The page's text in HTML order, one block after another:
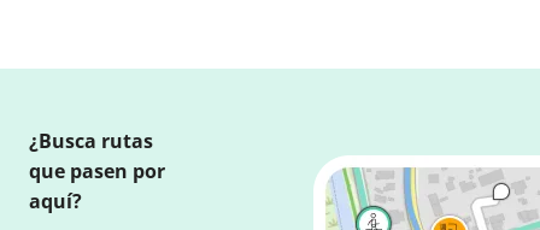
¿Busca rutas
que pasen por
aquí?